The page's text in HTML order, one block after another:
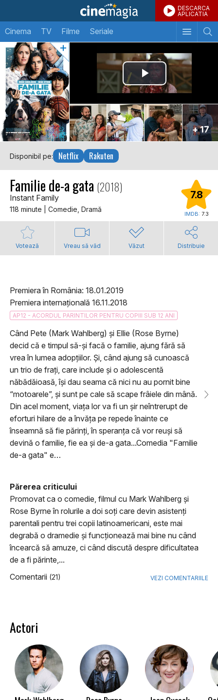
DESCARCA
APLICATIA
Cinema TV Filme Seriale
+ 17
Disponibil pe: Netflix Rakuten
Familie de-a gata (2018)
Instant Family
118 minute | Comedie, Dramă
7.8
IMDB: 7.3
Votează Vreau să văd Văzut Distribuie
Premiera în România: 18.01.2019
Premiera internațională 16.11.2018
AP12 - ACORDUL PARINTILOR PENTRU COPIII SUB 12 ANI
Când Pete (Mark Wahlberg) și Ellie (Rose Byrne)
decid că e timpul să-și facă o familie, ajung fără să
vrea în lumea adopțiilor. Și, când ajung să cunoască
un trio de frați, care include și o adolescentă
năbădăioasă, își dau seama că nici nu au pornit bine
“motoarele”, și sunt pe cale să scape frâiele din mână.
Din acel moment, viața lor va fi un șir neîntrerupt de
eforturi hilare de a învăța pe repede înainte ce
înseamnă să fie părinți, în speranța că vor reuși să
devină o familie, fie ea și de-a gata...Comedia "Familie
de-a gata" e…
Părerea criticului
Promovat ca o comedie, filmul cu Mark Wahlberg şi
Rose Byrne în rolurile a doi soţi care devin asistenţi
parentali pentru trei copii latinoamericani, este mai
degrabă o dramedie şi funcţionează mai bine nu când
încearcă să amuze, ci când discută despre dificultatea
de a fi părinte,...
Comentarii (21) VEZI COMENTARIILE
Actori